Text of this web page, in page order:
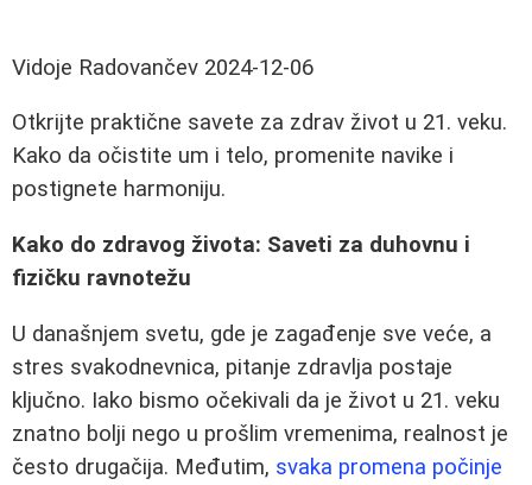
Vidoje Radovančev 2024-12-06
Otkrijte praktične savete za zdrav život u 21. veku.
Kako da očistite um i telo, promenite navike i
postignete harmoniju.
Kako do zdravog života: Saveti za duhovnu i
fizičku ravnotežu
U današnjem svetu, gde je zagađenje sve veće, a
stres svakodnevnica, pitanje zdravlja postaje
ključno. Iako bismo očekivali da je život u 21. veku
znatno bolji nego u prošlim vremenima, realnost je
često drugačija. Međutim, svaka promena počinje